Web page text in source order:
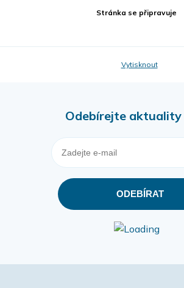
Stránka se připravuje
Vytisknout
Odebírejte aktuality